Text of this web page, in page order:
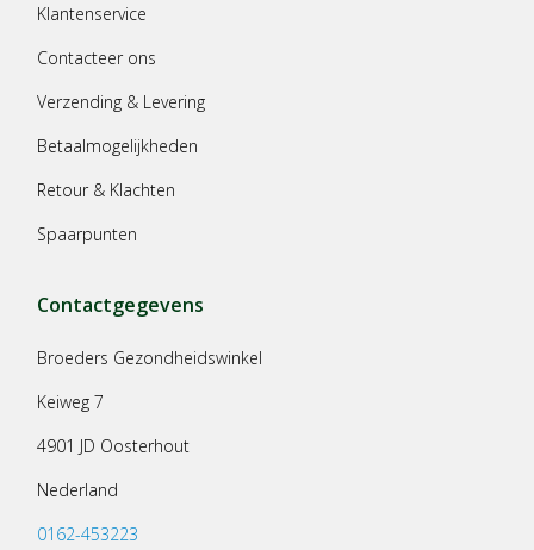
Klantenservice
Contacteer ons
Verzending & Levering
Betaalmogelijkheden
Retour & Klachten
Spaarpunten
Contactgegevens
Broeders Gezondheidswinkel
Keiweg 7
4901 JD Oosterhout
Nederland
0162-453223